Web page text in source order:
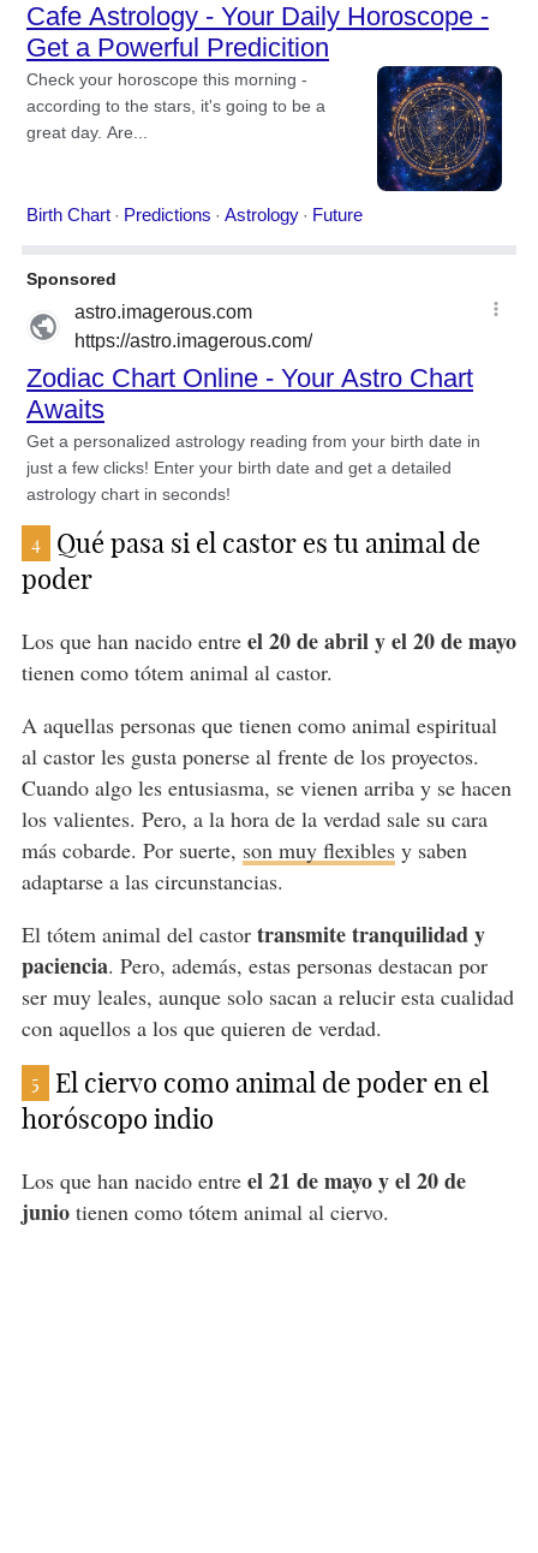
4
Qué pasa si el castor es tu animal de
poder
Los que han nacido entreel 20 de abril y el 20 de mayo
tienen como tótem animal al castor.
A aquellas personas que tienen como animal espiritual
al castor les gusta ponerse al frente de los proyectos.
Cuando algo les entusiasma, se vienen arriba y se hacen
los valientes. Pero, a la hora de la verdad sale su cara
más cobarde. Por suerte, son muy flexiblesy saben
adaptarse a las circunstancias.
El tótem animal del castor transmite tranquilidad y
paciencia. Pero, además, estas personas destacan por
ser muy leales, aunque solo sacan a relucir esta cualidad
con aquellos a los que quieren de verdad.
5
El ciervo como animal de poder en el
horóscopo indio
Los que han nacido entre el 21 de mayo y el 20 de
juniotienen como tótem animal al ciervo.